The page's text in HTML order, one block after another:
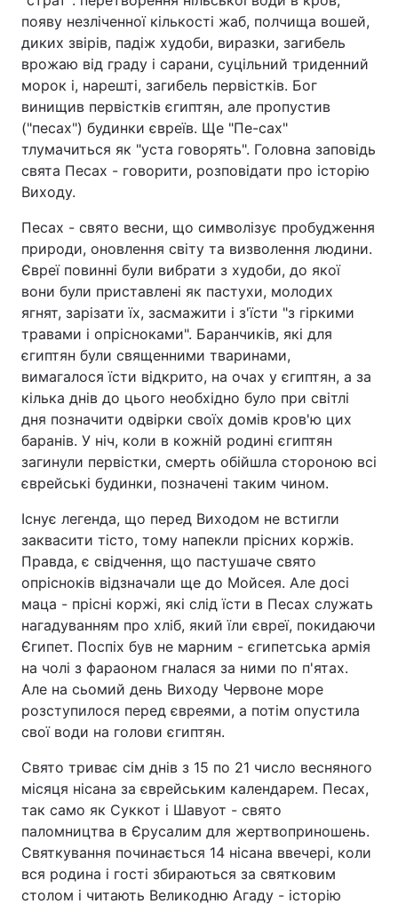
появу незліченної кількості жаб, полчища вошей,
диких звірів, падіж худоби, виразки, загибель
врожаю від граду і сарани, суцільний триденний
морок і, нарешті, загибель первістків. Бог
винищив первістків єгиптян, але пропустив
("песах") будинки євреїв. Ще "Пе-сах"
тлумачиться як "уста говорять". Головна заповідь
свята Песах - говорити, розповідати про історію
Виходу.
Песах - свято весни, що символізує пробудження
природи, оновлення світу та визволення людини.
Євреї повинні були вибрати з худоби, до якої
вони були приставлені як пастухи, молодих
ягнят, зарізати їх, засмажити і з'їсти "з гіркими
травами і опрісноками". Баранчиків, які для
єгиптян були священними тваринами,
вимагалося їсти відкрито, на очах у єгиптян, а за
кілька днів до цього необхідно було при світлі
дня позначити одвірки своїх домів кров'ю цих
баранів. У ніч, коли в кожній родині єгиптян
загинули первістки, смерть обійшла стороною всі
єврейські будинки, позначені таким чином.
Існує легенда, що перед Виходом не встигли
заквасити тісто, тому напекли прісних коржів.
Правда, є свідчення, що пастушаче свято
опрісноків відзначали ще до Мойсея. Але досі
маца - прісні коржі, які слід їсти в Песах служать
нагадуванням про хліб, який їли євреї, покидаючи
Єгипет. Поспіх був не марним - єгипетська армія
на чолі з фараоном гналася за ними по п'ятах.
Але на сьомий день Виходу Червоне море
розступилося перед євреями, а потім опустила
свої води на голови єгиптян.
Свято триває сім днів з 15 по 21 число весняного
місяця нісана за єврейським календарем. Песах,
так само як Суккот і Шавуот - свято
паломництва в Єрусалим для жертвоприношень.
Святкування починається 14 нісана ввечері, коли
вся родина і гості збираються за святковим
столом і читають Великодню Агаду - історію